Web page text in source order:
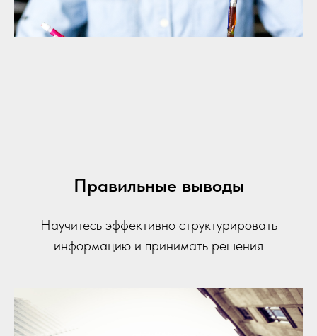
Правильные выводы
Научитесь эффективно структурировать
информацию и принимать решения